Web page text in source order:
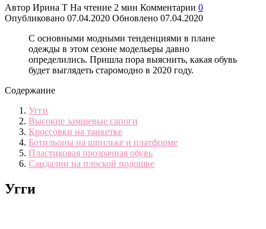
Автор Ирина Т На чтение 2 мин Комментарии 0
Опубликовано 07.04.2020 Обновлено 07.04.2020
С основными модными тенденциями в плане
одежды в этом сезоне модельеры давно
определились. Пришла пора выяснить, какая обувь
будет выглядеть старомодно в 2020 году.
Содержание
Угги
Высокие замшевые сапоги
Кроссовки на танкетке
Ботильоны на шпильке и платформе
Пластиковая прозрачная обувь
Сандалии на плоской подошве
Угги